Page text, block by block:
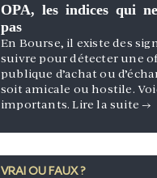
OPA, les indices qui
pas
En Bourse, il existe des
suivre pour détecter une
publique d’achat ou
soit amicale ou hostile.
importants.Lire la suite →
VRAI OU FAUX ?